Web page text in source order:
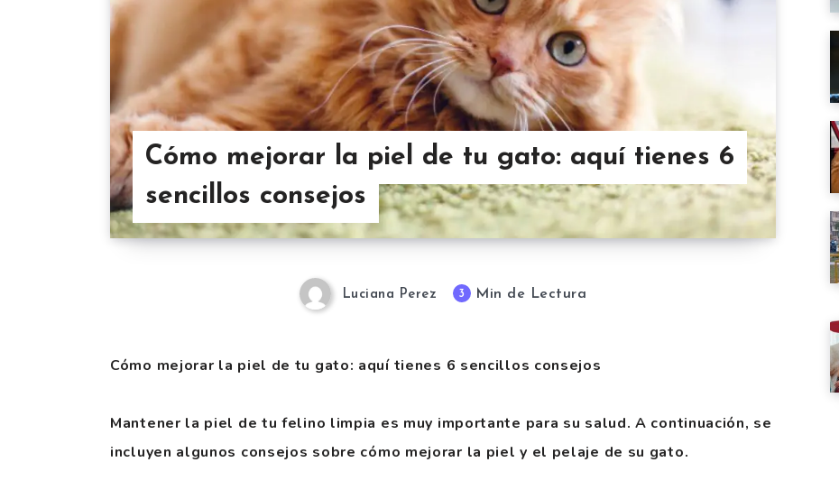
Cómo mejorar la piel de tu gato: aquí tienes 6
sencillos consejos
Luciana Perez 3 Min de Lectura
Cómo mejorar la piel de tu gato: aquí tienes 6 sencillos consejos
Mantener la piel de tu felino limpia es muy importante para su salud. A continuación, se
incluyen algunos consejos sobre cómo mejorar la piel y el pelaje de su gato.